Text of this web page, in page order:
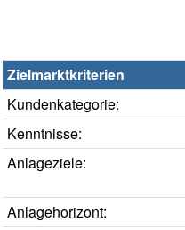
Zielmarktkriterien
Kundenkategorie:
Kenntnisse:
Anlageziele:
Anlagehorizont: